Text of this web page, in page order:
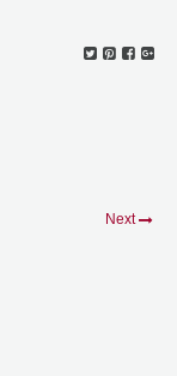
Next